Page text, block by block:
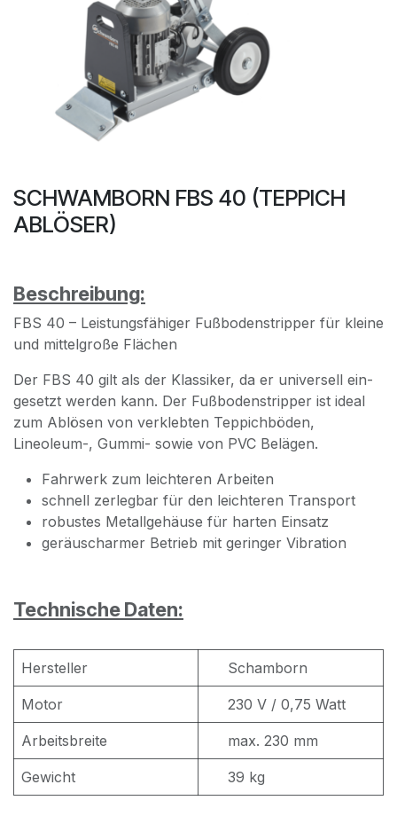
SCHWAMBORN FBS 40 (TEPPICH
ABLÖSER)
Beschreibung:
FBS 40 – Leistungsfähiger Fußbodenstripper für kleine
und mittelgroße Flächen
Der FBS 40 gilt als der Klassiker, da er universell ein-
gesetzt werden kann. Der Fußbodenstripper ist ideal
zum Ablösen von verklebten Teppichböden,
Lineoleum-, Gummi- sowie von PVC Belägen.
Fahrwerk zum leichteren Arbeiten
schnell zerlegbar für den leichteren Transport
robustes Metallgehäuse für harten Einsatz
geräuscharmer Betrieb mit geringer Vibration
Technische Daten:
Hersteller Schamborn
Motor 230 V / 0,75 Watt
Arbeitsbreite max. 230 mm
Gewicht 39 kg